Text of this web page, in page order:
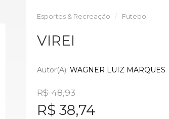
Esportes & Recreação Futebol
VIREI
Autor(a): WAGNER LUIZ MARQUES
R$ 48,93
R$ 38,74